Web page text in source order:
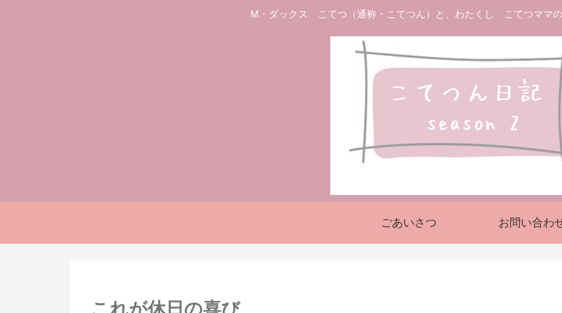
M・ダックス こてつ（通称・こてつん）と、わたくし こてつママの
ごあいさつ お問い合わ
これが休日の喜び